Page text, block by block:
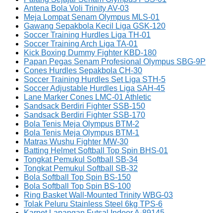
Antena Bola Voli Trinity AV-03
Meja Lompat Senam Olympus MLS-01
Gawang Sepakbola Kecil Liga GSK-120
Soccer Training Hurdles Liga TH-01
Soccer Training Arch Liga TA-01
Kick Boxing Dummy Fighter KBD-180
Papan Pegas Senam Profesional Olympus SBG-9P
Cones Hurdles Sepakbola CH-30
Soccer Training Hurdles Set Liga STH-5
Soccer Adjustable Hurdles Liga SAH-45
Lane Marker Cones LMC-01 Athletic
Sandsack Berdiri Fighter SSB-150
Sandsack Berdiri Fighter SSB-170
Bola Tenis Meja Olympus BTM-2
Bola Tenis Meja Olympus BTM-1
Matras Wushu Fighter MW-30
Batting Helmet Softball Top Spin BHS-01
Tongkat Pemukul Softball SB-34
Tongkat Pemukul Softball SB-32
Bola Softball Top Spin BS-150
Bola Softball Top Spin BS-100
Ring Basket Wall-Mounted Trinity WBG-03
Tolak Peluru Stainless Steel 6kg TPS-6